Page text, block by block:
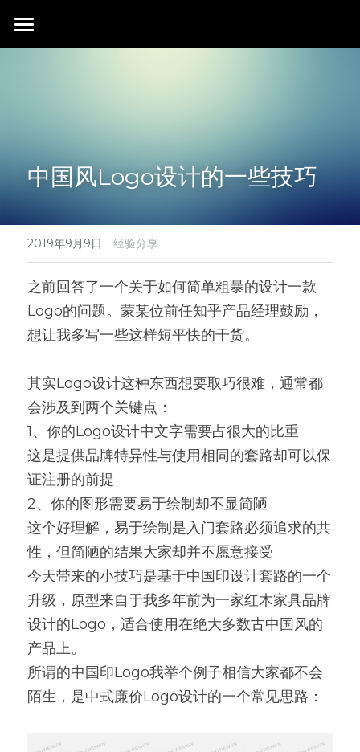
首页
荣膺奖项
联系我们
中国风Logo设计的一些技巧
2019年9月9日 · 经验分享
之前回答了一个关于如何简单粗暴的设计一款
Logo的问题。蒙某位前任知乎产品经理鼓励，
想让我多写一些这样短平快的干货。
其实Logo设计这种东西想要取巧很难，通常都
会涉及到两个关键点：
1、你的Logo设计中文字需要占很大的比重
这是提供品牌特异性与使用相同的套路却可以保
证注册的前提
2、你的图形需要易于绘制却不显简陋
这个好理解，易于绘制是入门套路必须追求的共
性，但简陋的结果大家却并不愿意接受
今天带来的小技巧是基于中国印设计套路的一个
升级，原型来自于我多年前为一家红木家具品牌
设计的Logo，适合使用在绝大多数古中国风的
产品上。
所谓的中国印Logo我举个例子相信大家都不会
陌生，是中式廉价Logo设计的一个常见思路：